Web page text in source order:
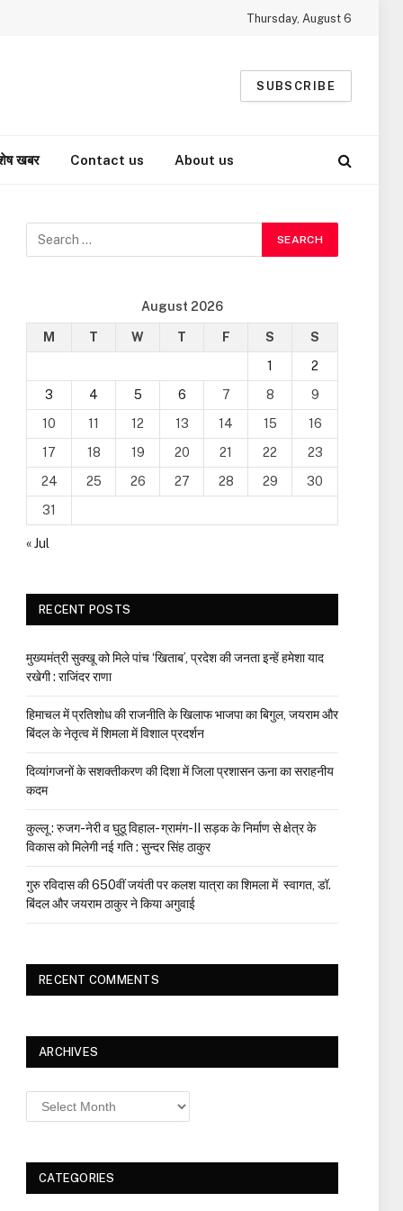
Thursday, August 6
SUBSCRIBE
खबर Contact us About us
August 2026
M T W T F S
S
1
2
3
4 5 6 7 8
9
10
11 12 13 14 15
16
17
18 19 20 21 22
23
24
25 26 27 28 29
30
31
« Jul
RECENT POSTS
मुख्यमंत्री सुक्खू को मिले पांच ‘खिताब’, प्रदेश की जनता इन्हें हमेशा याद
रखेगी : राजिंदर राणा
हिमाचल में प्रतिशोध की राजनीति के खिलाफ भाजपा का बिगुल, जयराम और
बिंदल के नेतृत्व में शिमला में विशाल प्रदर्शन
दिव्यांगजनों के सशक्तीकरण की दिशा में जिला प्रशासन ऊना का सराहनीय
कदम
कुल्लू : रुजग-नेरी व घुठू विहाल- ग्रामंग-II सड़क के निर्माण से क्षेत्र के
विकास को मिलेगी नई गति : सुन्दर सिंह ठाकुर
गुरु रविदास की 650वीं जयंती पर कलश यात्रा का शिमला में स्वागत, डॉ.
बिंदल और जयराम ठाकुर ने किया अगुवाई
RECENT COMMENTS
ARCHIVES
Archives
CATEGORIES